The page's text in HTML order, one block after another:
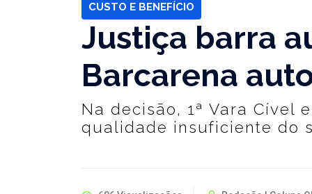
CUSTO E BENEFÍCIO
Justiça barra
Barcarena
Na decisão, 1ª Vara Cível
qualidade insuficiente do